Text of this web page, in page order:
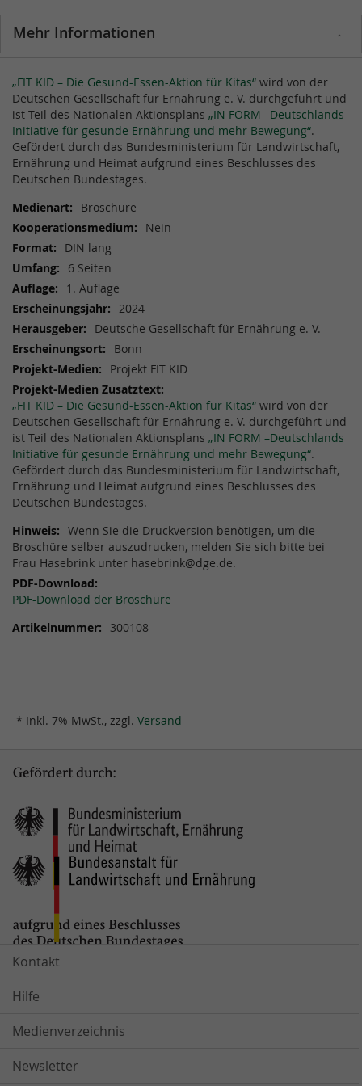
Mehr Informationen
Mehr
Informationen
„FIT KID – Die Gesund-Essen-Aktion für Kitas“ wird von der
Deutschen Gesellschaft für Ernährung e. V. durchgeführt und
ist Teil des Nationalen Aktionsplans „IN FORM –Deutschlands
Initiative für gesunde Ernährung und mehr Bewegung“.
Gefördert durch das Bundesministerium für Landwirtschaft,
Ernährung und Heimat aufgrund eines Beschlusses des
Deutschen Bundestages.
Broschüre
Nein
DIN lang
6 Seiten
1. Auflage
2024
Deutsche Gesellschaft für Ernährung e. V.
Bonn
Projekt FIT KID
„FIT KID – Die Gesund-Essen-Aktion für Kitas“ wird von der
Deutschen Gesellschaft für Ernährung e. V. durchgeführt und
ist Teil des Nationalen Aktionsplans „IN FORM –Deutschlands
Initiative für gesunde Ernährung und mehr Bewegung“.
Gefördert durch das Bundesministerium für Landwirtschaft,
Ernährung und Heimat aufgrund eines Beschlusses des
Deutschen Bundestages.
Wenn Sie die Druckversion benötigen, um die
Broschüre selber auszudrucken, melden Sie sich bitte bei
Frau Hasebrink unter hasebrink@dge.de.
PDF-Download der Broschüre
300108
* Inkl. 7% MwSt., zzgl. Versand
Kontakt
Hilfe
Medienverzeichnis
Newsletter